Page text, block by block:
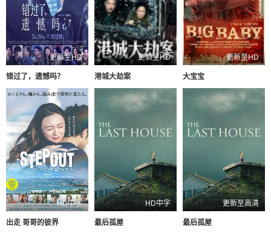
更新至HD
错过了，遗憾吗？
更新至HD
港城大劫案
更新至HD
大宝宝
HD中字
出走 哥哥的彼界
HD中字
最后孤屋
更新至高清
最后孤屋